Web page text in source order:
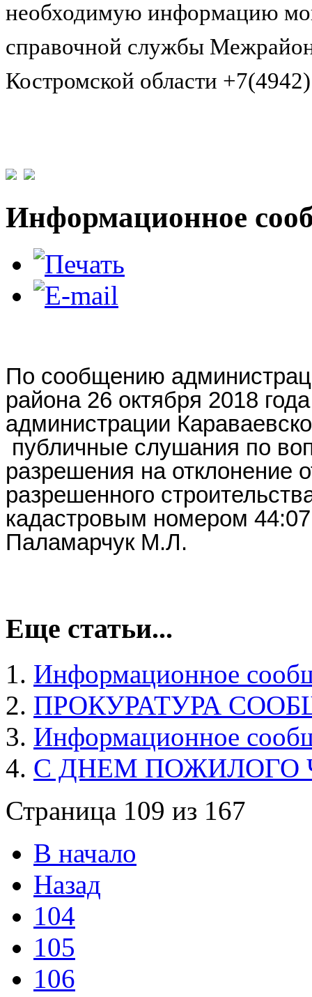
необходимую информацию
справочной службы
Костромской области
Информационное
По сообщению
района 26 октября 2018
администрации
публичные слушания по
разрешения на отклонение
разрешенного
кадастровым номером
Паламарчук М.Л.
Еще статьи...
Информационное
ПРОКУРАТУРА
Информационное
С ДНЕМ ПОЖИЛОГО
Страница 109 из 167
В начало
Назад
104
105
106